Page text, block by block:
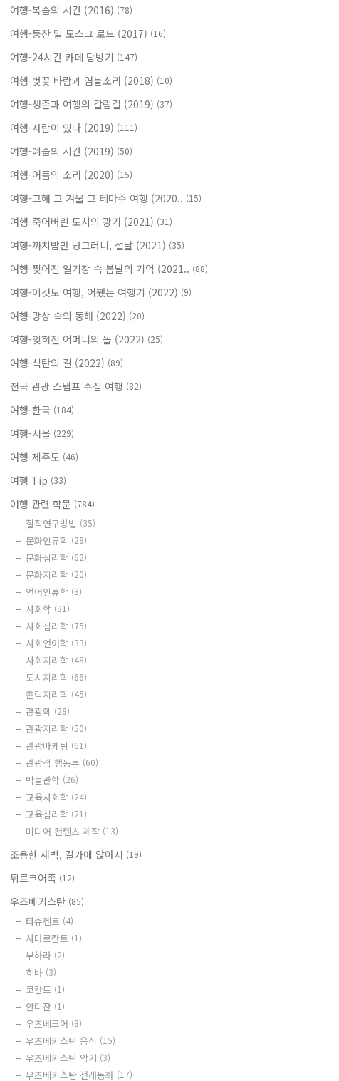
여행-복습의 시간 (2016) (78)
여행-등잔 밑 모스크 로드 (2017) (16)
여행-24시간 카페 탐방기 (147)
여행-벚꽃 바람과 염불소리 (2018) (10)
여행-생존과 여행의 갈림길 (2019) (37)
여행-사람이 있다 (2019) (111)
여행-예습의 시간 (2019) (50)
여행-어둠의 소리 (2020) (15)
여행-그해 그 겨울 그 테마주 여행 (2020.. (15)
여행-죽어버린 도시의 광기 (2021) (31)
여행-까치밥만 덩그러니, 설날 (2021) (35)
여행-찢어진 일기장 속 봄날의 기억 (2021.. (88)
여행-이것도 여행, 어쨌든 여행기 (2022) (9)
여행-망상 속의 동해 (2022) (20)
여행-잊혀진 어머니의 돌 (2022) (25)
여행-석탄의 길 (2022) (89)
전국 관광 스탬프 수집 여행 (82)
여행-한국 (184)
여행-서울 (229)
여행-제주도 (46)
여행 Tip (33)
여행 관련 학문 (784)
질적연구방법 (35)
문화인류학 (28)
문화심리학 (62)
문화지리학 (20)
언어인류학 (8)
사회학 (81)
사회심리학 (75)
사회언어학 (33)
사회지리학 (48)
도시지리학 (66)
촌락지리학 (45)
관광학 (28)
관광지리학 (50)
관광마케팅 (61)
관광객 행동론 (60)
박물관학 (26)
교육사회학 (24)
교육심리학 (21)
미디어 컨텐츠 제작 (13)
조용한 새벽, 길가에 앉아서 (19)
튀르크어족 (12)
우즈베키스탄 (85)
타슈켄트 (4)
사마르칸트 (1)
부하라 (2)
히바 (3)
코칸드 (1)
안디잔 (1)
우즈베크어 (8)
우즈베키스탄 음식 (15)
우즈베키스탄 악기 (3)
우즈베키스탄 전래동화 (17)